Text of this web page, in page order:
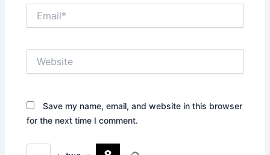
Save my name, email, and website in this browser
for the next time I comment.